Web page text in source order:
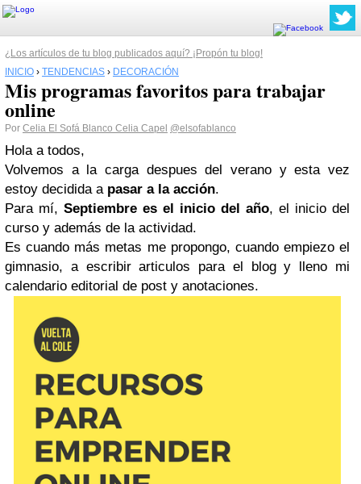
¿Los artículos de tu blog publicados aquí? ¡Propón tu blog!
INICIO › TENDENCIAS › DECORACIÓN
Mis programas favoritos para trabajar
online
Por Celia El Sofá Blanco Celia Capel @elsofablanco
Hola a todos,
Volvemos a la carga despues del verano y esta vez
estoy decidida apasar a la acción.
Para mí, Septiembre es el inicio del año, el inicio del
curso y además de la actividad.
Es cuando más metas me propongo, cuando empiezo el
gimnasio, a escribir articulos para el blog y lleno mi
calendario editorial de post y anotaciones.